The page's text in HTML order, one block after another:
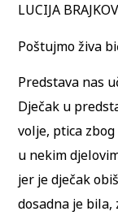
LUCIJA
Poštujmo živa
Predstava nas
Dječak u
volje, ptica
u nekim
jer je dječak
dosadna je bila,